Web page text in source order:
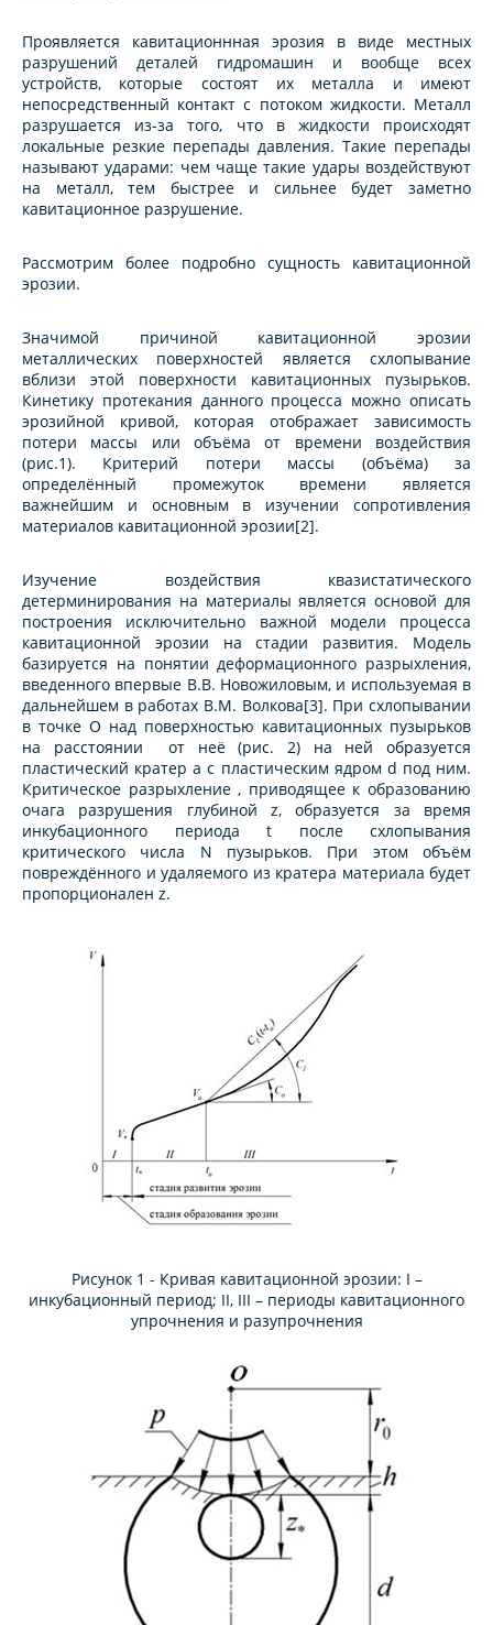
Проявляется кавитационнная эрозия в виде местных
разрушений деталей гидромашин и вообще всех
устройств, которые состоят их металла и имеют
непосредственный контакт с потоком жидкости. Металл
разрушается из-за того, что в жидкости происходят
локальные резкие перепады давления. Такие перепады
называют ударами: чем чаще такие удары воздействуют
на металл, тем быстрее и сильнее будет заметно
кавитационное разрушение.
Рассмотрим более подробно сущность кавитационной
эрозии.
Значимой причиной кавитационной эрозии
металлических поверхностей является схлопывание
вблизи этой поверхности кавитационных пузырьков.
Кинетику протекания данного процесса можно описать
эрозийной кривой, которая отображает зависимость
потери массы или объёма от времени воздействия
(рис.1). Критерий потери массы (объёма) за
определённый промежуток времени является
важнейшим и основным в изучении сопротивления
материалов кавитационной эрозии[2].
Изучение воздействия квазистатического
детерминирования на материалы является основой для
построения исключительно важной модели процесса
кавитационной эрозии на стадии развития. Модель
базируется на понятии деформационного разрыхления,
введенного впервые В.В. Новожиловым, и используемая в
дальнейшем в работах В.М. Волкова[3]. При схлопывании
в точке О над поверхностью кавитационных пузырьков
на расстоянии от неё (рис. 2) на ней образуется
пластический кратерa с пластическим ядром d под ним.
Критическое разрыхление , приводящее к образованию
очага разрушения глубиной z, образуется за время
инкубационного периода t после схлопывания
критического числа N пузырьков. При этом объём
повреждённого и удаляемого из кратера материала будет
пропорционален z.
Рисунок 1 - Кривая кавитационной эрозии: I –
инкубационный период; II, III – периоды кавитационного
упрочнения и разупрочнения